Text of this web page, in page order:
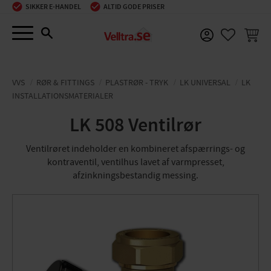
Menu
SIKKER E-HANDEL ALTID GODE PRISER
VVS RØR & FITTINGS PLASTRØR - TRYK LK UNIVERSAL
LK
INSTALLATIONSMATERIALER
LK 508 Ventilrør
Ventilrøret indeholder en kombineret afspærrings- og
kontraventil, ventilhus lavet af varmpresset,
afzinkningsbestandig messing.